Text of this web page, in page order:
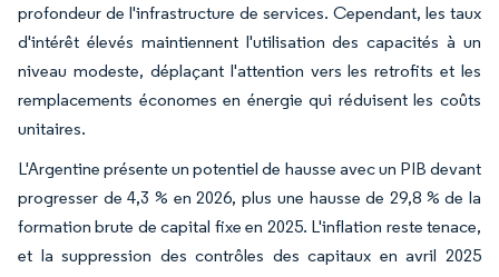
profondeur de l'infrastructure de services. Cependant, les taux
d'intérêt élevés maintiennent l'utilisation des capacités à un
niveau modeste, déplaçant l'attention vers les retrofits et les
remplacements économes en énergie qui réduisent les coûts
unitaires.
L'Argentine présente un potentiel de hausse avec un PIB devant
progresser de 4,3 % en 2026, plus une hausse de 29,8 % de la
formation brute de capital fixe en 2025. L'inflation reste tenace,
et la suppression des contrôles des capitaux en avril 2025